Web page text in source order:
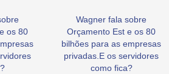
os 80
Wagner fala sobre
Orçamento Est e os 80
bilhões para as empresas
privadas.E os servidores
como fica?